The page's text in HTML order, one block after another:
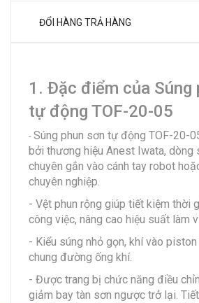
ĐỔI HÀNG TRẢ HÀNG
1. Đặc điểm của Súng
tự động TOF-20-05
- Súng phun sơn tự động TOF-20-
bởi thương hiệu Anest Iwata, dòng
chuyên gắn vào cánh tay robot
chuyên nghiệp.
- Vệt phun rộng giúp tiết kiệm thời
công việc, nâng cao hiệu suất làm
- Kiểu súng nhỏ gọn, khí vào
chung đường ống khí.
- Được trang bị chức năng điều
giảm bay tàn sơn ngược trở lại.